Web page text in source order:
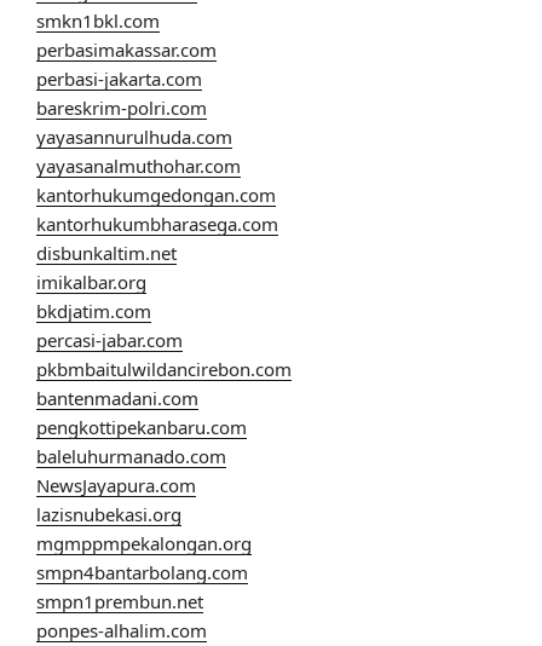
smkn1bkl.com
perbasimakassar.com
perbasi-jakarta.com
bareskrim-polri.com
yayasannurulhuda.com
yayasanalmuthohar.com
kantorhukumgedongan.com
kantorhukumbharasega.com
disbunkaltim.net
imikalbar.org
bkdjatim.com
percasi-jabar.com
pkbmbaitulwildancirebon.com
bantenmadani.com
pengkottipekanbaru.com
baleluhurmanado.com
NewsJayapura.com
lazisnubekasi.org
mgmppmpekalongan.org
smpn4bantarbolang.com
smpn1prembun.net
ponpes-alhalim.com